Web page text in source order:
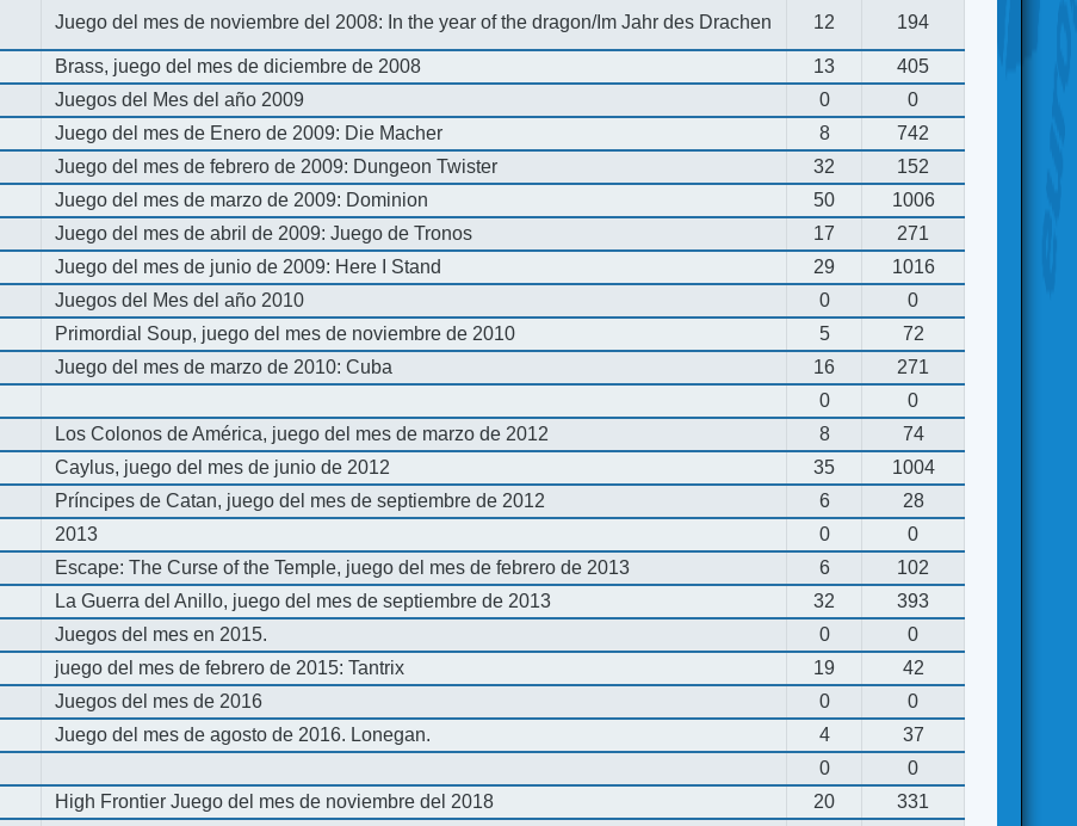
Juego del mes de noviembre del 2008: In the year of the dragon/Im Jahr des Drachen 12 194
Brass, juego del mes de diciembre de 2008 13
405
Juegos del Mes del año 2009 0
0
Juego del mes de Enero de 2009: Die Macher 8
742
Juego del mes de febrero de 2009: Dungeon Twister 32
152
Juego del mes de marzo de 2009: Dominion 50
1006
Juego del mes de abril de 2009: Juego de Tronos 17
271
Juego del mes de junio de 2009: Here I Stand 29
1016
Juegos del Mes del año 2010 0
0
Primordial Soup, juego del mes de noviembre de 2010 5
72
Juego del mes de marzo de 2010: Cuba 16
271
0
0
Los Colonos de América, juego del mes de marzo de 2012 8
74
Caylus, juego del mes de junio de 2012 35
1004
Príncipes de Catan, juego del mes de septiembre de 2012 6
28
2013 0
0
Escape: The Curse of the Temple, juego del mes de febrero de 2013 6
102
La Guerra del Anillo, juego del mes de septiembre de 2013 32
393
Juegos del mes en 2015. 0
0
juego del mes de febrero de 2015: Tantrix 19
42
Juegos del mes de 2016 0
0
Juego del mes de agosto de 2016. Lonegan. 4
37
0
0
High Frontier Juego del mes de noviembre del 2018 20
331